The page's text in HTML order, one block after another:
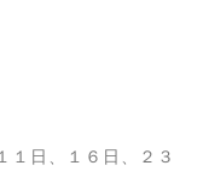
１日、１６日、２３